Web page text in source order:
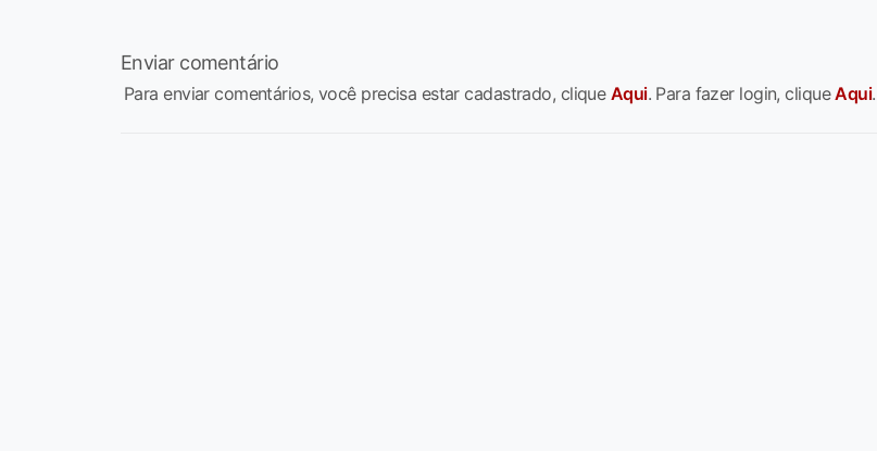
Enviar comentário
Para enviar comentários, você precisa estar cadastrado, clique Aqui. Para fazer login, cliqueAqui.